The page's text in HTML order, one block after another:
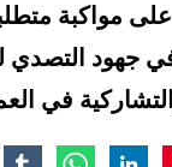
على مواكبة
جهود التصدي
في